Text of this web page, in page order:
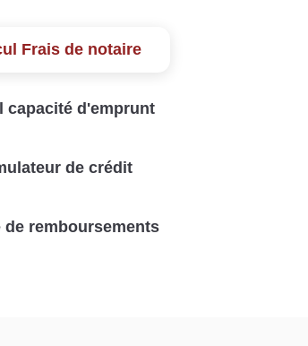
Frais de notaire
capacité d'emprunt
de crédit
de remboursements